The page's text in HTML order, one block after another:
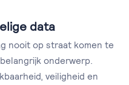
data
nooit op straat komen te
onderwerp.
veiligheid en